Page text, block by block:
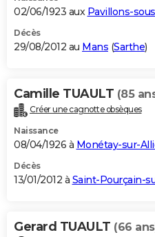
02/06/1923 aux Pavillons-
Décès
29/08/2012 au Mans (Sarthe)
Camille TUAULT (85
Créer une cagnotte obsèques
Naissance
08/04/1926 à Monétay-sur-
Décès
13/01/2012 à Saint-Pourçain-
Gerard TUAULT (66